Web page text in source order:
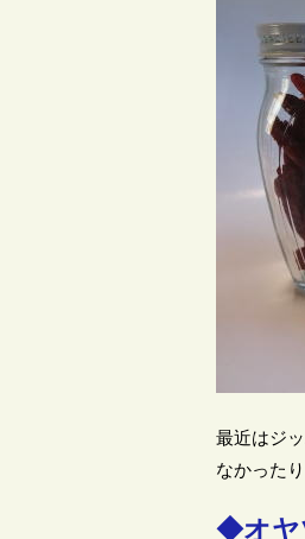
最近はジ
なかった
◆オヤ